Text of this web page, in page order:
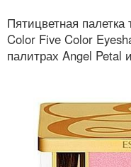
Пятицветная
Color Five Color
палитрах Angel Petal